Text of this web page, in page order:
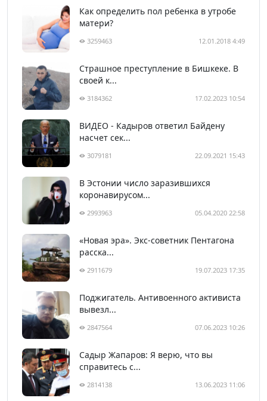
Как определить пол ребенка в утробе
матери?
3259463 12.01.2018 4:49
Страшное преступление в Бишкеке. В
своей к...
3184362 17.02.2023 10:54
ВИДЕО - Кадыров ответил Байдену
насчет сек...
3079181 22.09.2021 15:43
В Эстонии число заразившихся
коронавирусом...
2993963 05.04.2020 22:58
«Новая эра». Экс-советник Пентагона
расска...
2911679 19.07.2023 17:35
Поджигатель. Антивоенного активиста
вывезл...
2847564 07.06.2023 10:26
Садыр Жапаров: Я верю, что вы
справитесь с...
2814138 13.06.2023 11:06